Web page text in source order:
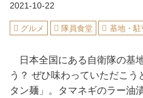
2021-10-22
グルメ 隊員食堂 基地・駐
日本全国にある自衛隊の基
う？ ぜひ味わっていただこ
タン麺」。タマネギのラー油